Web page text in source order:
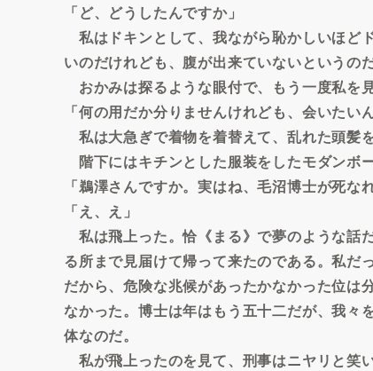
「ど、どうしたんですか」
私はドキンとして、我ながら恥かしいほど
いのだけれども、腹が出来ていないというの
おかみは探るような眼付で、もう一度私を見
「何の用だか分りませんけれども、会いたい
私は大急ぎで着物を着替えて、乱れた頭髪
階下にはキチンとした服装をしたモダンボ
「鵜澤さんですか。実はね、毛沼博士が死な
「え、え」
私は飛上った。恰《まる》で夢のような話
る所まで見届けて帰って来たのである。私だ
だから、危険な兆候があったかなかった位は
なかった。博士は年はもう五十二だが、我々
体なのだ。
私が飛上ったのを見て、刑事はニヤリと笑い